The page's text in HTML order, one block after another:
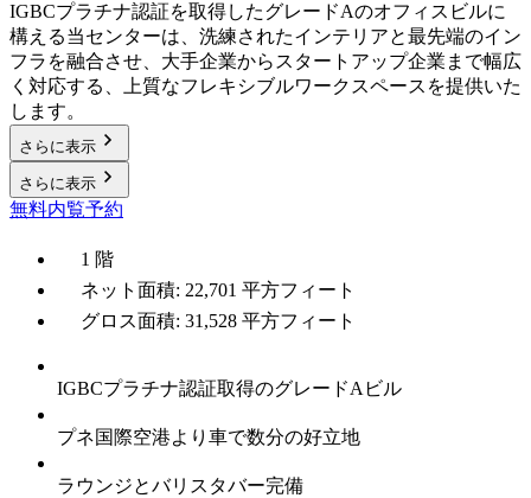
IGBCプラチナ認証を取得したグレードAのオフィスビルに
構える当センターは、洗練されたインテリアと最先端のイン
フラを融合させ、大手企業からスタートアップ企業まで幅広
く対応する、上質なフレキシブルワークスペースを提供いた
します。
さらに表示
さらに表示
無料内覧予約
1 階
ネット面積: 22,701 平方フィート
グロス面積: 31,528 平方フィート
IGBCプラチナ認証取得のグレードAビル
プネ国際空港より車で数分の好立地
ラウンジとバリスタバー完備